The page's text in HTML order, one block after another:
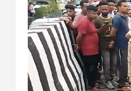
Player